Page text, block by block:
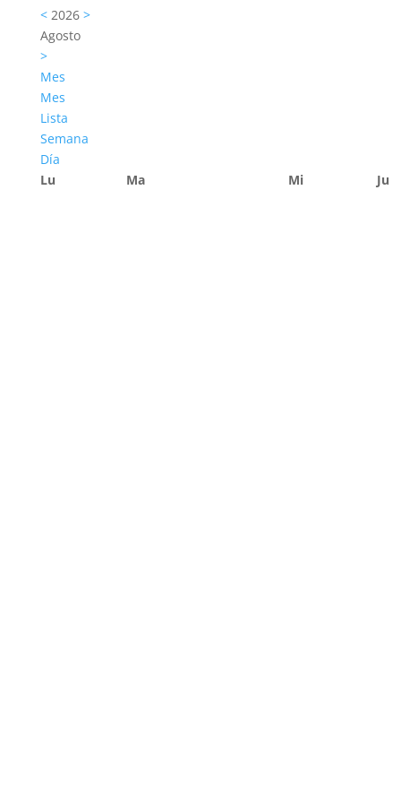
<2026 >
Agosto
>
Mes
Mes
Lista
Semana
Día
Lu
Ma Mi Ju